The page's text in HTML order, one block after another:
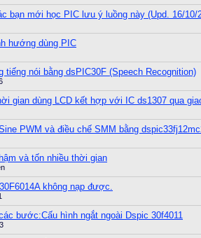
bạn mới học PIC lưu ý luồng này (Upd. 16/10/
hướng dùng PIC
tiếng nói bằng dsPIC30F (Speech Recognition)
gian dùng LCD kết hợp với IC ds1307 qua
PWM và điều chế SMM bằng
và tốn nhiều thời gian
không nạp được.
bước:Cấu hình ngắt ngoài Dspic 30f4011